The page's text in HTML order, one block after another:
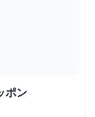
ポン